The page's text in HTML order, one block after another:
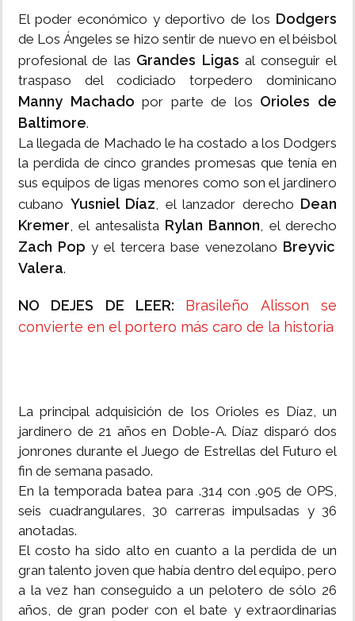
El poder económico y deportivo de los Dodgers
de Los Ángeles se hizo sentir de nuevo en el béisbol
profesional de las Grandes Ligas al conseguir el
traspaso del codiciado torpedero dominicano
Manny Machado por parte de los Orioles de
Baltimore.
La llegada de Machado le ha costado a los Dodgers
la perdida de cinco grandes promesas que tenía en
sus equipos de ligas menores como son el jardinero
cubano Yusniel Díaz, el lanzador derecho Dean
Kremer, el antesalista Rylan Bannon, el derecho
Zach Popy el tercera base venezolano Breyvic
Valera.
NO DEJES DE LEER: Brasileño Alisson se
convierte en el portero más caro de la historia
La principal adquisición de los Orioles es Díaz, un
jardinero de 21 años en Doble-A. Díaz disparó dos
jonrones durante el Juego de Estrellas del Futuro el
fin de semana pasado.
En la temporada batea para .314 con .905 de OPS,
seis cuadrangulares, 30 carreras impulsadas y 36
anotadas.
El costo ha sido alto en cuanto a la perdida de un
gran talento joven que había dentro del equipo, pero
a la vez han conseguido a un pelotero de sólo 26
años, de gran poder con el bate y extraordinarias